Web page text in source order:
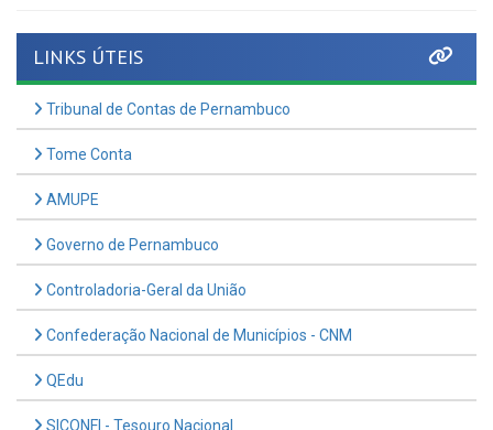
Tribunal de Contas de Pernambuco
Tome Conta
AMUPE
Governo de Pernambuco
Controladoria-Geral da União
Confederação Nacional de Municípios - CNM
QEdu
SICONFI - Tesouro Nacional